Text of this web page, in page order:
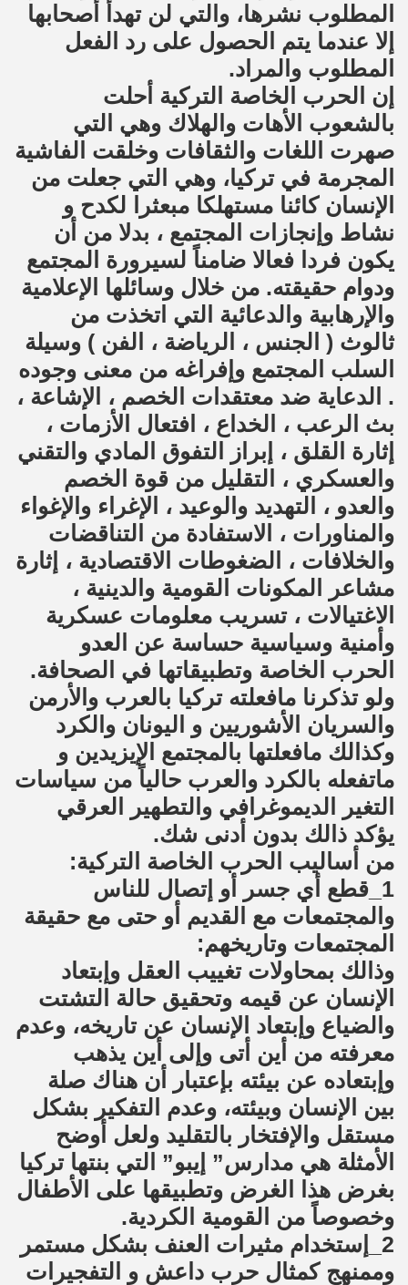
المطلوب نشرها، والتي لن تهدأ أصحابها
إلا عندما يتم الحصول على رد الفعل
المطلوب والمراد.
إن الحرب الخاصة التركية أحلت
بالشعوب الأهات والهلاك وهي التي
صهرت اللغات والثقافات وخلقت الفاشية
المجرمة في تركيا، وهي التي جعلت من
الإنسان كائنا مستهلكا مبعثرا لكدح و
نشاط وإنجازات المجتمع ، بدلا من أن
يكون فردا فعالا ضامناً لسيرورة المجتمع
ودوام حقيقته. من خلال وسائلها الإعلامية
والإرهابية والدعائية التي اتخذت من
ثالوث ( الجنس ، الرياضة ، الفن ) وسيلة
السلب المجتمع وإفراغه من معنى وجوده
. الدعاية ضد معتقدات الخصم ، الإشاعة ،
بث الرعب ، الخداع ، افتعال الأزمات ،
إثارة القلق ، إبراز التفوق المادي والتقني
والعسكري ، التقليل من قوة الخصم
والعدو ، التهديد والوعيد ، الإغراء والإغواء
والمناورات ، الاستفادة من التناقضات
والخلافات ، الضغوطات الاقتصادية ، إثارة
مشاعر المكونات القومية والدينية ،
الاغتيالات ، تسريب معلومات عسكرية
وأمنية وسياسية حساسة عن العدو
الحرب الخاصة وتطبيقاتها في الصحافة.
ولو تذكرنا مافعلته تركيا بالعرب والأرمن
والسريان الأشوريين و اليونان والكرد
وكذالك مافعلتها بالمجتمع الإيزيدين و
ماتفعله بالكرد والعرب حالياً من سياسات
التغير الديموغرافي والتطهير العرقي
يؤكد ذالك بدون أدنى شك.
من أساليب الحرب الخاصة التركية:
1_قطع أي جسر أو إتصال للناس
والمجتمعات مع القديم أو حتى مع حقيقة
المجتمعات وتاريخهم:
وذالك بمحاولات تغييب العقل وإبتعاد
الإنسان عن قيمه وتحقيق حالة التشتت
والضياع وإبتعاد الإنسان عن تاريخه، وعدم
معرفته من أين أتى وإلى أين يذهب
وإبتعاده عن بيئته بإعتبار أن هناك صلة
بين الإنسان وبيئته، وعدم التفكير بشكل
مستقل والإفتخار بالتقليد ولعل أوضح
الأمثلة هي مدارس” إيبو” التي بنتها تركيا
بغرض هذا الغرض وتطبيقها على الأطفال
وخصوصاً من القومية الكردية.
2_إستخدام مثيرات العنف بشكل مستمر
وممنهج كمثال حرب داعش و التفجيرات